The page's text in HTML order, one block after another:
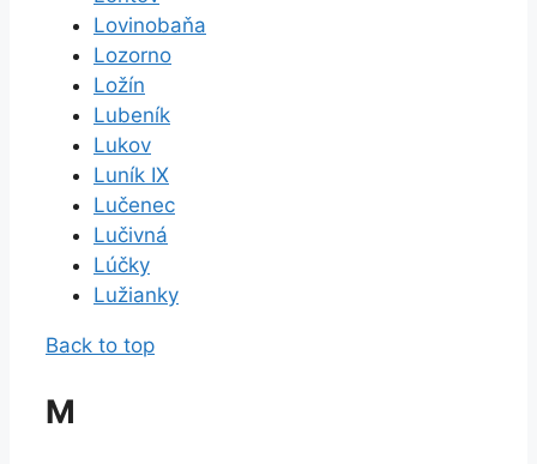
Lovinobaňa
Lozorno
Ložín
Lubeník
Lukov
Luník IX
Lučenec
Lučivná
Lúčky
Lužianky
Back to top
M